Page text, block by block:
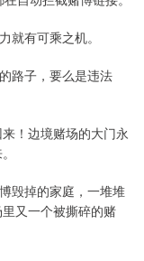
就有可乘之机。
路子，要么是违法
！边境赌场的大门永
毁掉的家庭，一堆堆
又一个被撕碎的赌